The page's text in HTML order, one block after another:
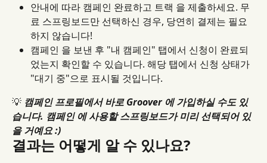
안내에 따라 캠페인 완료하고 트랙 을 제출하세요. 무
료 스프링보드만 선택하신 경우, 당연히 결제는 필요
하지 않습니다!
캠페인 을 보낸 후 "내 캠페인" 탭에서 신청이 완료되
었는지 확인할 수 있습니다. 해당 탭에서 신청 상태가
"대기 중"으로 표시될 것입니다.
💡 캠페인 프로필에서 바로 Groover 에 가입하실 수도 있
습니다. 캠페인 에 사용할 스프링보드가 미리 선택되어 있
을 거예요 :)
결과는 어떻게 알 수 있나요?